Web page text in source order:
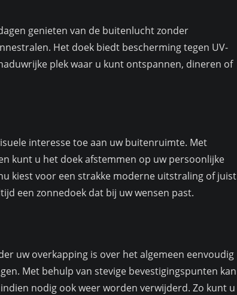
genieten van de buitenlucht zonder
Het doek biedt bescherming tegen UV-
plek waar u kunt ontspannen, dineren of
interesse toe aan uw buitenruimte. Met
kunt u het doek afstemmen op uw persoonlijke
kiest voor een strakke moderne uitstraling of juist
een zonnedoek dat bij uw wensen past.
uw overkapping is over het algemeen eenvoudig
Met behulp van stevige bevestigingspunten kan
nodig ook weer worden verwijderd. Zo kunt u